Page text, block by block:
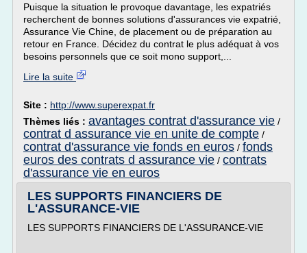
Puisque la situation le provoque davantage, les expatriés
recherchent de bonnes solutions d'assurances vie expatrié,
Assurance Vie Chine, de placement ou de préparation au
retour en France. Décidez du contrat le plus adéquat à vos
besoins personnels que ce soit mono support,...
Lire la suite
Site : http://www.superexpat.fr
Thèmes liés : avantages contrat d'assurance vie /
contrat d assurance vie en unite de compte /
contrat d'assurance vie fonds en euros / fonds
euros des contrats d assurance vie / contrats
d'assurance vie en euros
LES SUPPORTS FINANCIERS DE
L'ASSURANCE-VIE
LES SUPPORTS FINANCIERS DE L'ASSURANCE-VIE